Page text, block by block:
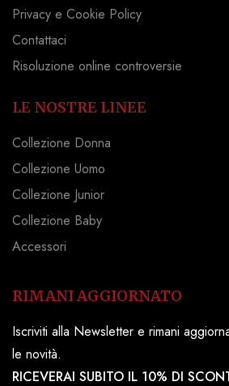
Privacy e Cookie Policy
Contattaci
Risoluzione online controversie
LE NOSTRE LINEE
Collezione Donna
Collezione Uomo
Collezione Junior
Collezione Baby
Accessori
RIMANI AGGIORNATO
Iscriviti alla Newsletter e rimani
le novità.
RICEVERAI SUBITO IL 10% DI